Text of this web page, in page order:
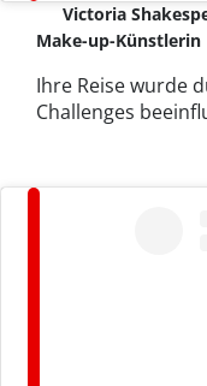
Victoria
Make-up-Künstlerin
Ihre Reise wurde
Challenges